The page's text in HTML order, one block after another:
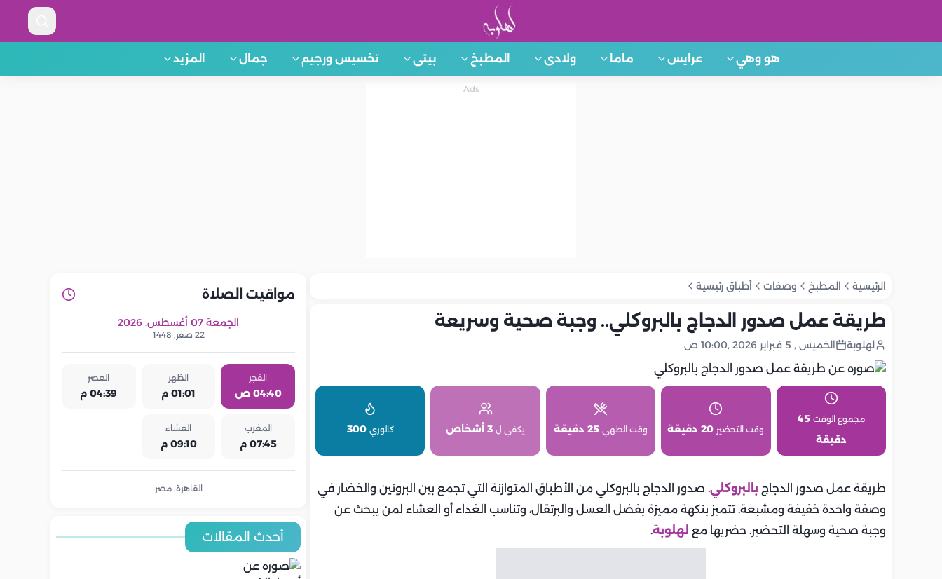
هو وهي عرايس ماما ولادى المطبخ بيتى تخسيس ورجيم جمال المزيد
الرئيسية المطبخ وصفات أطباق رئيسية
طريقة عمل صدور الدجاج بالبروكلي.. وجبة صحية وسريعة
لهلوبة الخميس , 5 فبراير 2026 ,10:00 ص
مجموع الوقت 45
دقيقة
وقت التحضير 20 دقيقة وقت الطهي 25 دقيقة يكفي ل 3 أشخاص كالوري 300
طريقة عمل صدور الدجاج بالبروكلي. صدور الدجاج بالبروكلي من الأطباق المتوازنة التي تجمع بين البروتين والخضار في
وصفة واحدة خفيفة ومشبعة. تتميز بنكهة مميزة بفضل العسل والبرتقال، وتناسب الغداء أو العشاء لمن يبحث عن
وجبة صحية وسهلة التحضير. حضريها مع لهلوبة.
مواقيت الصلاة
الجمعة 07 أغسطس, 2026
22 صفر, 1448
الفجر
04:40 ص
الظهر
01:01 م
العصر
04:39 م
المغرب
07:45 م
العشاء
09:10 م
القاهرة، مصر
أحدث المقالات